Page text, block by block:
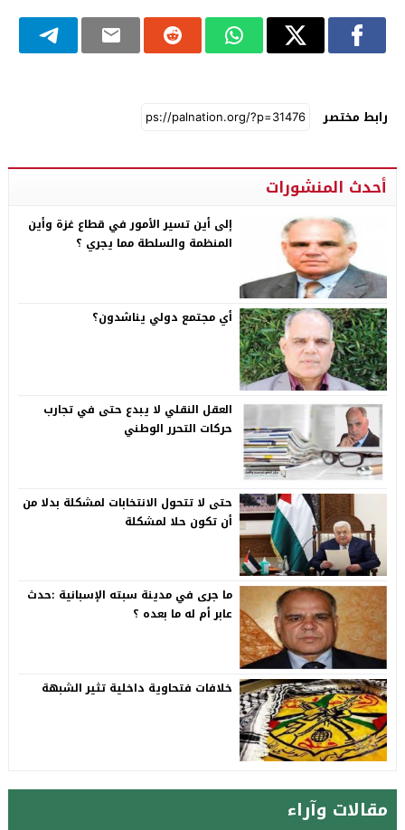
رابط مختصر
أحدث المنشورات
إلى أين تسير الأمور في قطاع غزة وأين
المنظمة والسلطة مما يجري ؟
أي مجتمع دولي يناشدون؟
العقل النقلي لا يبدع حتى في تجارب
حركات التحرر الوطني
حتى لا تتحول الانتخابات لمشكلة بدلا من
أن تكون حلا لمشكلة
ما جرى في مدينة سبته الإسبانية :حدث
عابر أم له ما بعده ؟
خلافات فتحاوية داخلية تثير الشبهة
مقالات وآراء